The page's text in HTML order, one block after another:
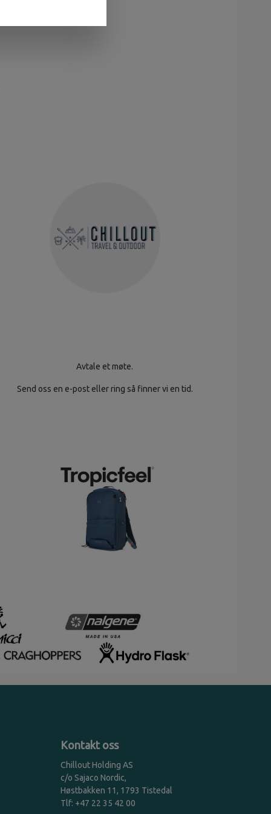
Avtale et møte.
Send oss en e-post eller ring så finner vi en tid.
Kontakt oss
Chillout Holding AS
c/o Sajaco Nordic,
Høstbakken 11, 1793 Tistedal
Tlf: +47 22 35 42 00